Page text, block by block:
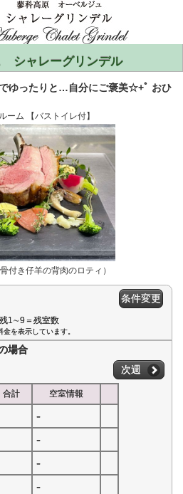
シャレーグリンデル
ゆったりと…自分にご褒美☆+ﾟ おひ
ーム 【バストイレ付】
付き仔羊の背肉のロティ）
1∼9＝残室数
条件変更
を表示しています。
場合
次週
合計 空室情報
-
-
-
-